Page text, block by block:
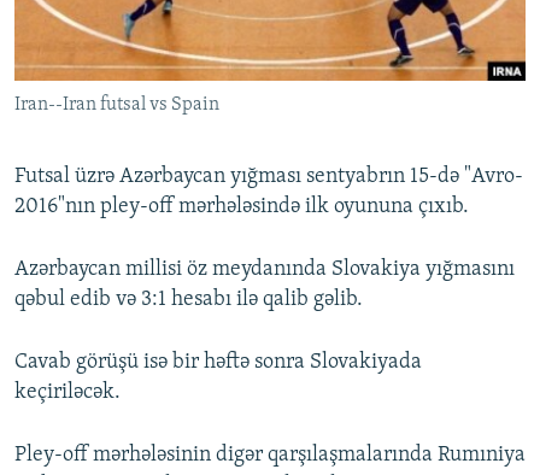
İNFOQRAFIKA
KARIKATURA
AZƏRBAYCAN ƏDƏBIYYATI KITABXANASI
İSLAM VƏ DEMOKRATIYA
İZ - MƏDƏNIYYƏT PROQRAMI
MISSIYAMIZ
PEŞƏ ETIKASI VƏ JURNALISTIKA STANDARTLARIMIZ
MATERIALLARIMIZDAN ISTIFADƏ
BIZIMLƏ ƏLAQƏ
BIZI IZLƏ
Iran--Iran futsal vs Spain
Futsal üzrə Azərbaycan yığması sentyabrın 15-də "Avro-
2016"nın pley-off mərhələsində ilk oyununa çıxıb.
Azərbaycan millisi öz meydanında Slovakiya yığmasını
qəbul edib və 3:1 hesabı ilə qalib gəlib.
Cavab görüşü isə bir həftə sonra Slovakiyada
keçiriləcək.
Pley-off mərhələsinin digər qarşılaşmalarında Rumıniya